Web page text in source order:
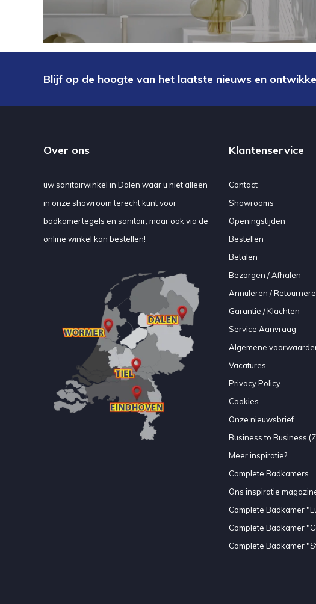
Blijf op de hoogte van het laatste nieuws en
Over ons
uw sanitairwinkel in Dalen waar u niet alleen
in onze showroom terecht kunt voor
badkamertegels en sanitair, maar ook via de
online winkel kan bestellen!
Klantenservice
Contact
Showrooms
Openingstijden
Bestellen
Betalen
Bezorgen / Afhalen
Annuleren /
Garantie / Klachten
Service Aanvraag
Algemene
Vacatures
Privacy Policy
Cookies
Onze nieuwsbrief
Business to Business
Meer inspiratie?
Complete Badkamers
Ons inspiratie
Complete Badkamer
Complete Badkamer
Complete Badkamer